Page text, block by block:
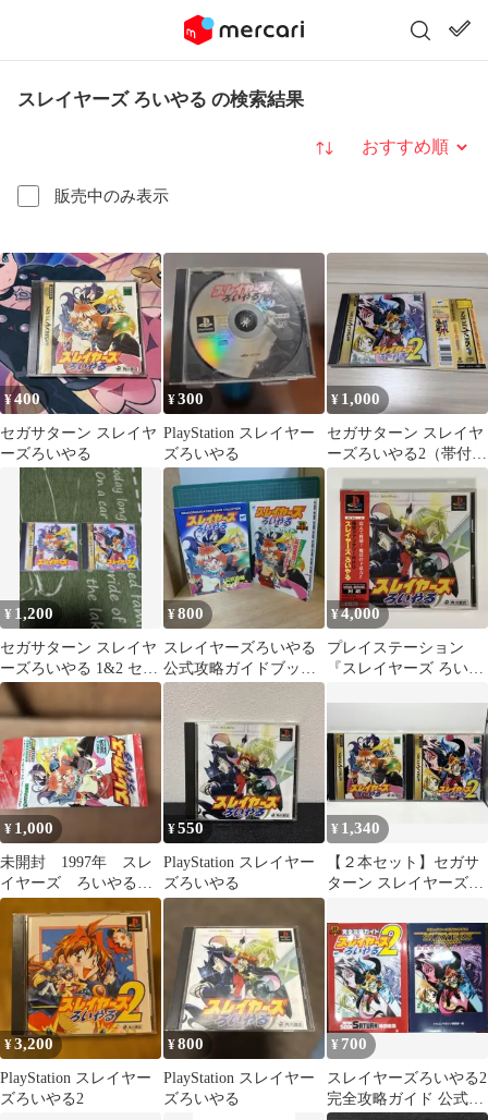
スレイヤーズ ろいやる の検索結果
販売中のみ表示
並び替え
¥400
セガサターン スレイヤ
ーズろいやる
¥300
PlayStation スレイヤー
ズろいやる
¥ 1,000
セガサターン スレイヤ
ーズろいやる2（帯付
き）
¥ 1,200
セガサターン スレイヤ
ーズろいやる 1&2 セッ
ト ソフト
¥800
スレイヤーズろいやる
公式攻略ガイドブッ
ク、他 計2冊
¥ 4,000
プレイステーション
『スレイヤーズ ろいや
¥ 1,000
未開封 1997年 スレ
イヤーズ ろいやる
10枚入り ブロッコリー
¥550
PlayStation スレイヤー
ズろいやる
¥ 1,340
【２本セット】セガサ
ターン スレイヤーズろ
¥3,200
PlayStation スレイヤー
ズろいやる2
¥800
PlayStation スレイヤー
ズろいやる
¥ 700
スレイヤーズろいやる2
完全攻略ガイド 公式攻